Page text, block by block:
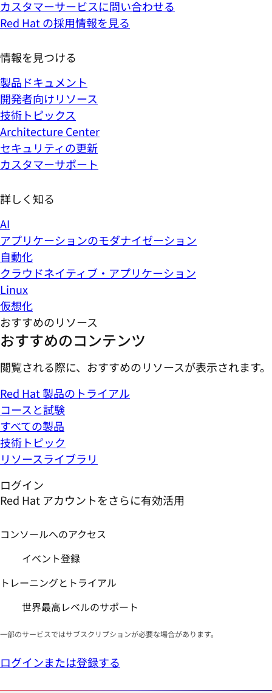
カスタマーサービスに問い合わせる
Red Hat の採用情報を見る
情報を見つける
製品ドキュメント
開発者向けリソース
技術トピックス
Architecture Center
セキュリティの更新
カスタマーサポート
詳しく知る
AI
アプリケーションのモダナイゼーション
自動化
クラウドネイティブ・アプリケーション
Linux
仮想化
おすすめのリソース
おすすめのコンテンツ
閲覧される際に、おすすめのリソースが表示されます。
Red Hat 製品のトライアル
コースと試験
すべての製品
技術トピック
リソースライブラリ
ログイン
Red Hat アカウントをさらに有効活用
コンソールへのアクセス
イベント登録
トレーニングとトライアル
世界最高レベルのサポート
一部のサービスではサブスクリプションが必要な場合があります。
ログインまたは登録する